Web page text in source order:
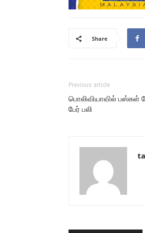
Share
Previous article
பொலிவியாவில் பஸ்கள்
பேர் பலி